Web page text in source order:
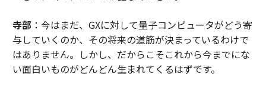
寺部 ：今はまだ、GXに対して量子コンピュータがどう寄
与していくのか、その将来の道筋が決まっているわけで
はありません。しかし、だからこそこれから今までにな
い面白いものがどんどん生まれてくるはずです。